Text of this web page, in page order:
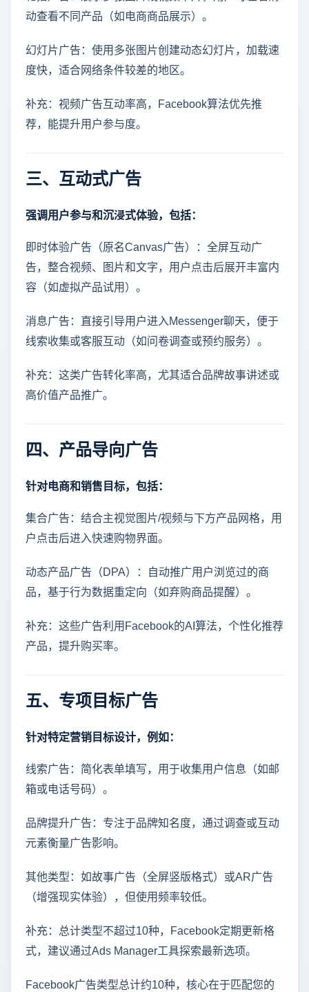
动查看不同产品（如电商商品展示）。
幻灯片广告：使用多张图片创建动态幻灯片，加载速
度快，适合网络条件较差的地区。
补充：视频广告互动率高，Facebook算法优先推
荐，能提升用户参与度。
三、互动式广告
强调用户参与和沉浸式体验，包括：
即时体验广告（原名Canvas广告）：全屏互动广
告，整合视频、图片和文字，用户点击后展开丰富内
容（如虚拟产品试用）。
消息广告：直接引导用户进入Messenger聊天，便于
线索收集或客服互动（如问卷调查或预约服务）。
补充：这类广告转化率高，尤其适合品牌故事讲述或
高价值产品推广。
四、产品导向广告
针对电商和销售目标，包括：
集合广告：结合主视觉图片/视频与下方产品网格，用
户点击后进入快速购物界面。
动态产品广告（DPA）：自动推广用户浏览过的商
品，基于行为数据重定向（如弃购商品提醒）。
补充：这些广告利用Facebook的AI算法，个性化推荐
产品，提升购买率。
五、专项目标广告
针对特定营销目标设计，例如：
线索广告：简化表单填写，用于收集用户信息（如邮
箱或电话号码）。
品牌提升广告：专注于品牌知名度，通过调查或互动
元素衡量广告影响。
其他类型：如故事广告（全屏竖版格式）或AR广告
（增强现实体验），但使用频率较低。
补充：总计类型不超过10种，Facebook定期更新格
式，建议通过Ads Manager工具探索最新选项。
Facebook广告类型总计约10种，核心在于匹配您的